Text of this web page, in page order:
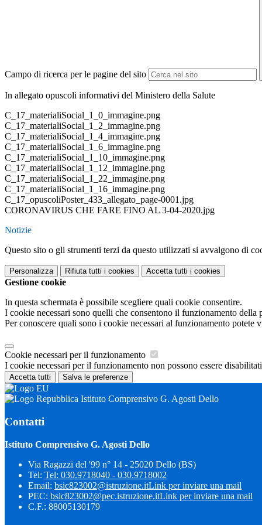
Campo di ricerca per le pagine del sito
In allegato opuscoli informativi del Ministero della Salute
C_17_materialiSocial_1_0_immagine.png
C_17_materialiSocial_1_2_immagine.png
C_17_materialiSocial_1_4_immagine.png
C_17_materialiSocial_1_6_immagine.png
C_17_materialiSocial_1_10_immagine.png
C_17_materialiSocial_1_12_immagine.png
C_17_materialiSocial_1_22_immagine.png
C_17_materialiSocial_1_16_immagine.png
C_17_opuscoliPoster_433_allegato_page-0001.jpg
CORONAVIRUS CHE FARE FINO AL 3-04-2020.jpg
Notizie
Questo sito o gli strumenti terzi da questo utilizzati si avvalgono di
Personalizza Rifiuta tutti i cookies Accetta tutti i cookies
Gestione cookie
In questa schermata è possibile scegliere quali cookie consentire.
I cookie necessari sono quelli che consentono il funzionamento
Per conoscere quali sono i cookie necessari al funzionamento potete
Cookie necessari per il funzionamento
I cookie necessari per il funzionamento non possono essere
Accetta tutti Salva le preferenze
Istituto Comprensivo G. Agosti Dello
Contatti
Istituto Comprensivo G. Agosti Dello
Via Ragazzi del '99 n° 14 - 25020 Dello (BS)
Tel: Tel: 030.9718040 - 030.9718002
Email: bsic823002@istruzione.itLink per inviare una mail
PEC: bsic823002@pec.istruzione.itLink per inviare una mail
C.F.: 88005130179